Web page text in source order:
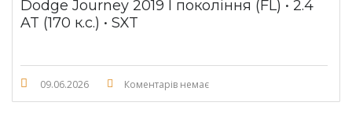
Dodge Journey 2019 I покоління (FL) • 2.4
AT (170 к.с.) • SXT
09.06.2026 Коментарів немає